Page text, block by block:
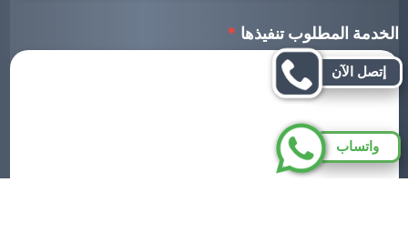
الخدمة المطلوب تنفيذها *
إتصل الآن
واتساب